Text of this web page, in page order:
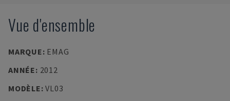
Vue d'ensemble
MARQUE: EMAG
ANNÉE: 2012
MODÈLE:VL03